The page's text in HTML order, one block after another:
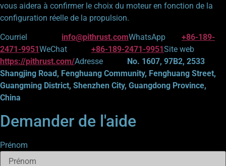
vous aidera à confirmer le choix du moteur en fonction de la
configuration réelle de la propulsion.
Courriel info@pithrust.comWhatsApp +86-189-
2471-9951WeChat +86-189-2471-9951Site web
https://pithrust.com/Adresse
No. 1607, 97B2, 2533
Shangjing Road, Fenghuang Community, Fenghuang Street,
Guangming District, Shenzhen City, Guangdong Province,
China
Demander de l'aide
Prénom